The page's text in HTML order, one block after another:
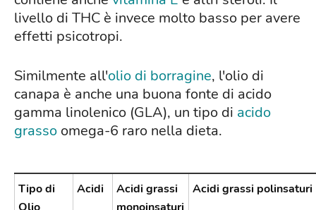
livello di THC è invece molto basso per avere
effetti psicotropi.
Similmente all'olio di borragine, l'olio di
canapa è anche una buona fonte di acido
gamma linolenico (GLA), un tipo di acido
grasso omega-6 raro nella dieta.
Tipo di
Acidi
Acidi grassi
Acidi grassi polinsaturi